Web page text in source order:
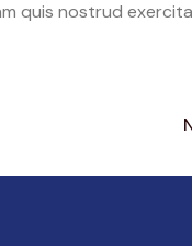
quis nostrud